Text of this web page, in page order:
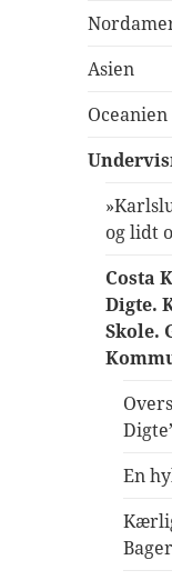
Asien
Oceanien
og lidt
Costa
Digte.
Skole.
En